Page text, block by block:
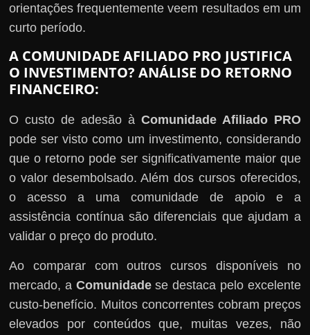
orientações frequentemente veem resultados em um
curto período.
A COMUNIDADE AFILIADO PRO JUSTIFICA
O INVESTIMENTO? ANÁLISE DO RETORNO
FINANCEIRO:
O custo de adesão à Comunidade Afiliado PRO
pode ser visto como um investimento, considerando
que o retorno pode ser significativamente maior que
o valor desembolsado. Além dos cursos oferecidos,
o acesso a uma comunidade de apoio e a
assistência contínua são diferenciais que ajudam a
validar o preço do produto.
Ao comparar com outros cursos disponíveis no
mercado, a Comunidadese destaca pelo excelente
custo-benefício. Muitos concorrentes cobram preços
elevados por conteúdos que, muitas vezes, não